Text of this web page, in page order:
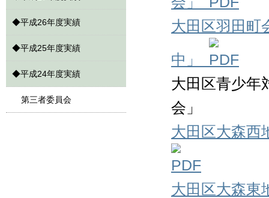
◆平成26年度実績
◆平成25年度実績
◆平成24年度実績
第三者委員会
大田区羽田町
中」
大田区青少年
会」
大田区大森
大田区大森